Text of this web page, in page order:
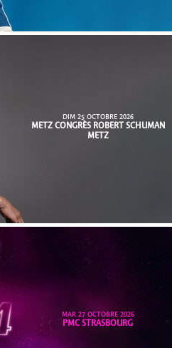
DIM 25 OCTOBRE 2026
METZ CONGRÈS ROBERT SCHUMAN
METZ
MAR 27 OCTOBRE 2026
PMC STRASBOURG